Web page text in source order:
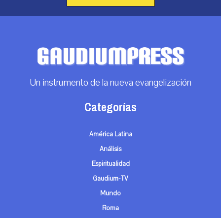
Un instrumento de la nueva evangelización
Categorías
América Latina
Análisis
Espiritualidad
Gaudium-TV
Mundo
Roma